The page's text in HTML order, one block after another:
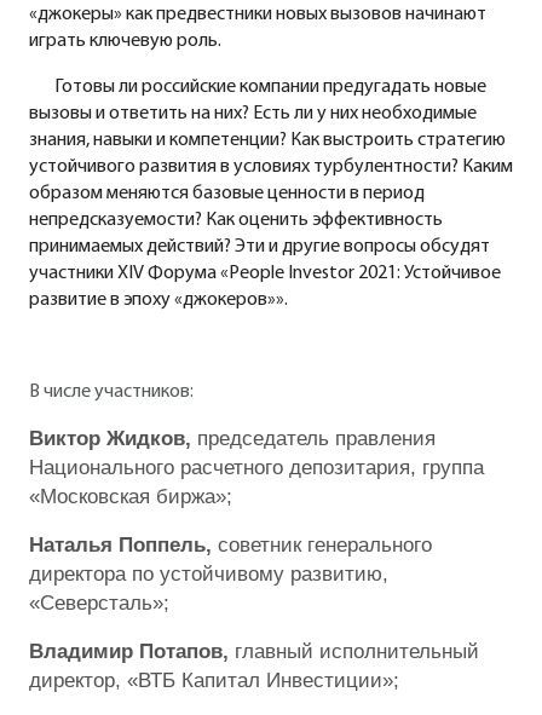
«джокеры» как предвестники новых вызовов начинают
играть ключевую роль.
Готовы ли российские компании предугадать новые
вызовы и ответить на них? Есть ли у них необходимые
знания, навыки и компетенции? Как выстроить стратегию
устойчивого развития в условиях турбулентности? Каким
образом меняются базовые ценности в период
непредсказуемости? Как оценить эффективность
принимаемых действий? Эти и другие вопросы обсудят
участники XIV Форума «People Investor 2021: Устойчивое
развитие в эпоху «джокеров»».
В числе участников:
Виктор Жидков, председатель правления
Национального расчетного депозитария, группа
«Московская биржа»;
Наталья Поппель, советник генерального
директора по устойчивому развитию,
«Северсталь»;
Владимир Потапов, главный исполнительный
директор, «ВТБ Капитал Инвестиции»;